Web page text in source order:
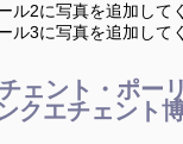
ェント・ポー
クエチェント